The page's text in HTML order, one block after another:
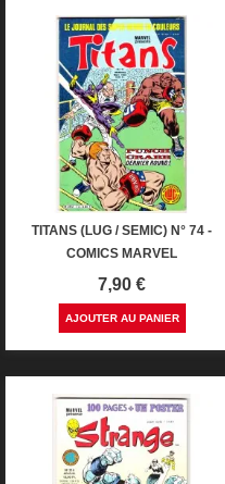
TITANS (LUG / SEMIC) N° 74 -
COMICS MARVEL
Prix
7,90 €
AJOUTER AU PANIER